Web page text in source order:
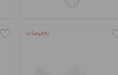
تخفيضات